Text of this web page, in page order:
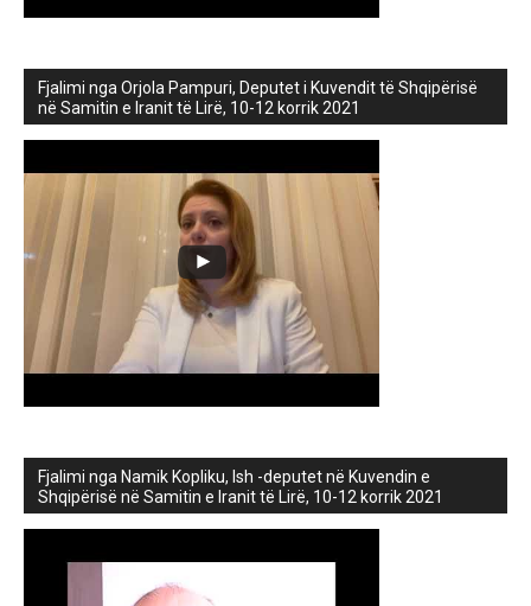
Fjalimi nga Orjola Pampuri, Deputet i Kuvendit të Shqipërisë
në Samitin e Iranit të Lirë, 10-12 korrik 2021
Fjalimi nga Namik Kopliku, Ish -deputet në Kuvendin e
Shqipërisë në Samitin e Iranit të Lirë, 10-12 korrik 2021